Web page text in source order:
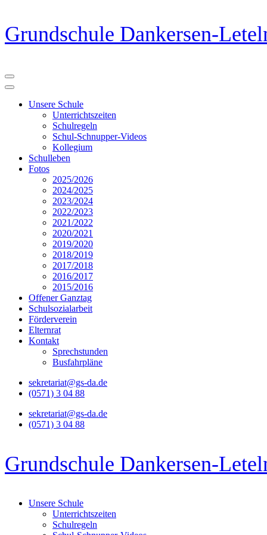
Zum
Inhalt
springen
Grundschule Dankersen-
Unsere Schule
Unterrichtszeiten
Schulregeln
Schul-Schnupper-Videos
Kollegium
Schulleben
Fotos
2025/2026
2024/2025
2023/2024
2022/2023
2021/2022
2020/2021
2019/2020
2018/2019
2017/2018
2016/2017
2015/2016
Offener Ganztag
Schulsozialarbeit
Förderverein
Elternrat
Kontakt
Sprechstunden
Busfahrpläne
sekretariat@gs-da.de
(0571) 3 04 88
sekretariat@gs-da.de
(0571) 3 04 88
Grundschule Dankersen-
Unsere Schule
Unterrichtszeiten
Schulregeln